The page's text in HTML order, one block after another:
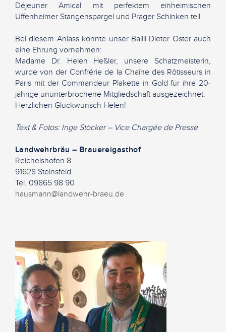
Déjeuner Amical mit perfektem einheimischen
Uffenheimer Stangenspargel und Prager Schinken teil.
Bei diesem Anlass konnte unser Bailli Dieter Oster auch
eine Ehrung vornehmen:
Madame Dr. Helen Heßler, unsere Schatzmeisterin,
wurde von der Confrérie de la Chaîne des Rôtisseurs in
Paris mit der Commandeur Plakette in Gold für ihre 20-
jährige ununterbrochene Mitgliedschaft ausgezeichnet.
Herzlichen Glückwunsch Helen!
Text & Fotos: Inge Stöcker – Vice Chargée de Presse
Landwehrbräu – Brauereigasthof
Reichelshofen 8
91628 Steinsfeld
Tel. 09865 98 90
hausmann@landwehr-braeu.de